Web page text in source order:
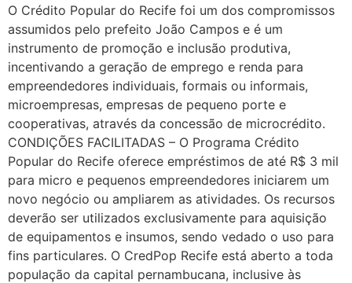
O Crédito Popular do Recife foi um dos compromissos
assumidos pelo prefeito João Campos e é um
instrumento de promoção e inclusão produtiva,
incentivando a geração de emprego e renda para
empreendedores individuais, formais ou informais,
microempresas, empresas de pequeno porte e
cooperativas, através da concessão de microcrédito.
CONDIÇÕES FACILITADAS – O Programa Crédito
Popular do Recife oferece empréstimos de até R$ 3 mil
para micro e pequenos empreendedores iniciarem um
novo negócio ou ampliarem as atividades. Os recursos
deverão ser utilizados exclusivamente para aquisição
de equipamentos e insumos, sendo vedado o uso para
fins particulares. O CredPop Recife está aberto a toda
população da capital pernambucana, inclusive às